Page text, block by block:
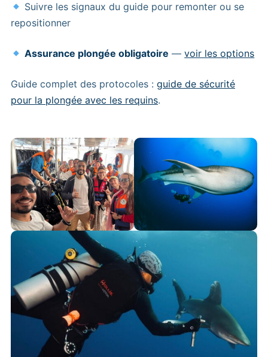
Suivre les signaux du guide pour remonter ou se
repositionner
Assurance plongée obligatoire —voir les options
Guide complet des protocoles : guide de sécurité
pour la plongée avec les requins.